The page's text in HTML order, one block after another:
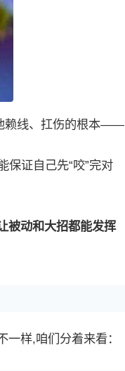
赖线、扛伤的根本——
保证自己先“咬”完对
被动和大招都能发挥
样,咱们分着来看：